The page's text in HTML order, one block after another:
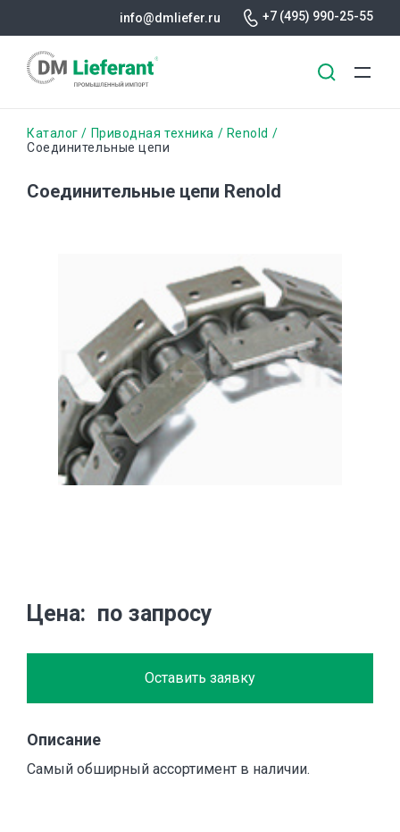
содержанию
info@dmliefer.ru +7 (495) 990-25-55
Строка
Каталог Приводная техника
Renold
Соединительные цепи
Соединительные цепи Renold
Цена по запросу
Оставить заявку
Описание
Самый обширный ассортимент в наличии.